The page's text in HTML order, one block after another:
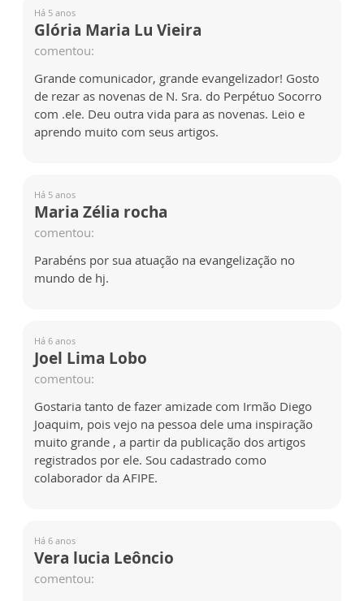
Há 5 anos
Glória Maria Lu Vieira
comentou:
Grande comunicador, grande evangelizador! Gosto
de rezar as novenas de N. Sra. do Perpétuo Socorro
com .ele. Deu outra vida para as novenas. Leio e
aprendo muito com seus artigos.
Há 5 anos
Maria Zélia rocha
comentou:
Parabéns por sua atuação na evangelização no
mundo de hj.
Há 6 anos
Joel Lima Lobo
comentou:
Gostaria tanto de fazer amizade com Irmão Diego
Joaquim, pois vejo na pessoa dele uma inspiração
muito grande , a partir da publicação dos artigos
registrados por ele. Sou cadastrado como
colaborador da AFIPE.
Há 6 anos
Vera lucia Leôncio
comentou: